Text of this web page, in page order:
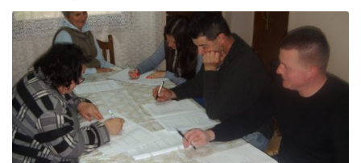
EGYHÁZMEGYEI LEVÉLTÁR
LELKIPÁSZTOROK
SZERZETESRENDEK
IN MEMORIAM
PLÉBÁNIÁK